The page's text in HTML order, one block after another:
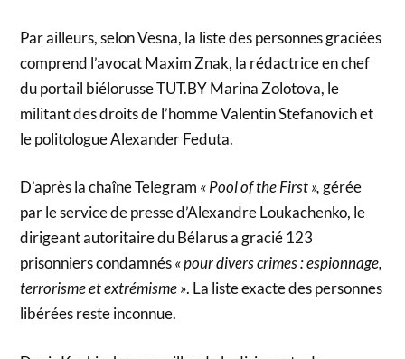
Par ailleurs, selon Vesna, la liste des personnes graciées
comprend l’avocat Maxim Znak, la rédactrice en chef
du portail biélorusse TUT.BY Marina Zolotova, le
militant des droits de l’homme Valentin Stefanovich et
le politologue Alexander Feduta.
D’après la chaîne Telegram « Pool of the First », gérée
par le service de presse d’Alexandre Loukachenko, le
dirigeant autoritaire du Bélarus a gracié 123
prisonniers condamnés« pour divers crimes : espionnage,
terrorisme et extrémisme ». La liste exacte des personnes
libérées reste inconnue.